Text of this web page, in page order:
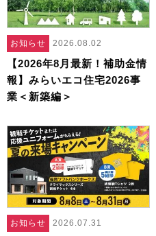
お知らせ 2026.08.02
【2026年8月最新！補助金情
報】みらいエコ住宅2026事
業＜新築編＞
お知らせ 2026.07.31